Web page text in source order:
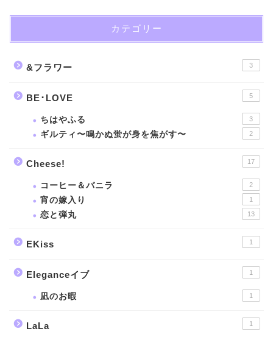
カテゴリー
&フラワー 3
BE･LOVE 5
ちはやふる 3
ギルティ〜鳴かぬ蛍が身を焦がす〜 2
Cheese! 17
コーヒー＆バニラ 2
宵の嫁入り 1
恋と弾丸 13
EKiss 1
Eleganceイブ 1
凪のお暇 1
LaLa 1